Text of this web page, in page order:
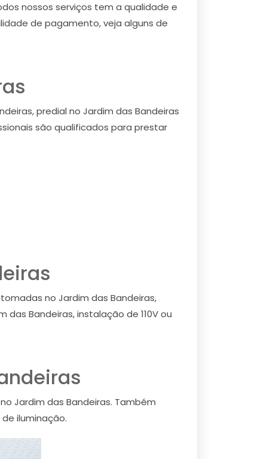
nossos serviços tem a qualidade e
de pagamento, veja alguns de
predial no Jardim das Bandeiras
são qualificados para prestar
no Jardim das Bandeiras,
Bandeiras, instalação de 110V ou
Jardim das Bandeiras. Também
iluminação.